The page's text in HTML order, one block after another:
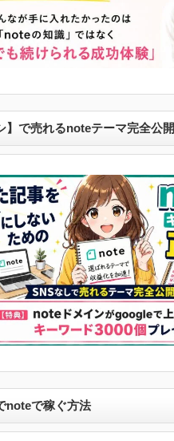
】で売れるnoteテーマ完全公開
noteで稼ぐ方法